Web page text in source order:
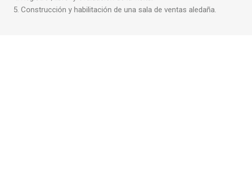
Construcción y habilitación de una sala de ventas aledaña.